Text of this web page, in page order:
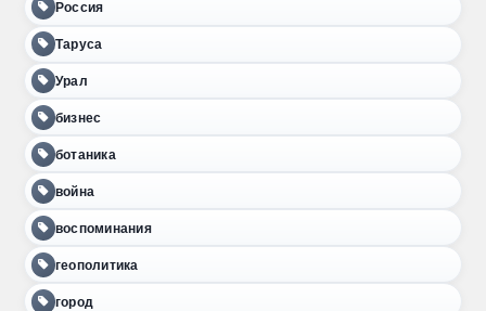
Россия
Таруса
Урал
бизнес
ботаника
война
воспоминания
геополитика
город